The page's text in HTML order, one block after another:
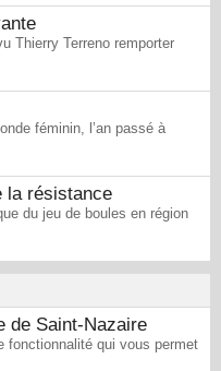
Thierry Terreno remporter
féminin, l’an passé à
la résistance
du jeu de boules en région
de Saint-Nazaire
fonctionnalité qui vous permet